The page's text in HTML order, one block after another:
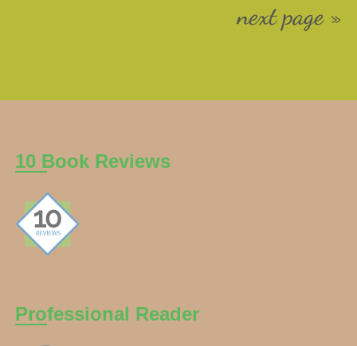
next page »
10 Book Reviews
Professional Reader